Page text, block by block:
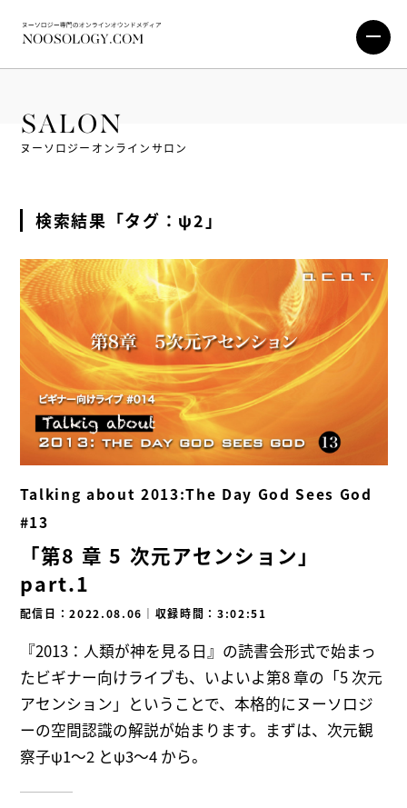
SALON
ヌーソロジーオンラインサロン
検索結果「タグ：ψ2」
Talking about 2013:The Day God Sees God
#13
「第8 章 5 次元アセンション」
part.1
配信日：2022.08.06 ｜ 収録時間：3:02:51
『2013：人類が神を見る日』の読書会形式で始まっ
たビギナー向けライブも、いよいよ第8 章の「5 次元
アセンション」ということで、本格的にヌーソロジ
ーの空間認識の解説が始まります。まずは、次元観
察子ψ1～2 とψ3～4 から。